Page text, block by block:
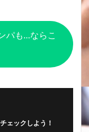
パも…ならこ
ェックしよう！